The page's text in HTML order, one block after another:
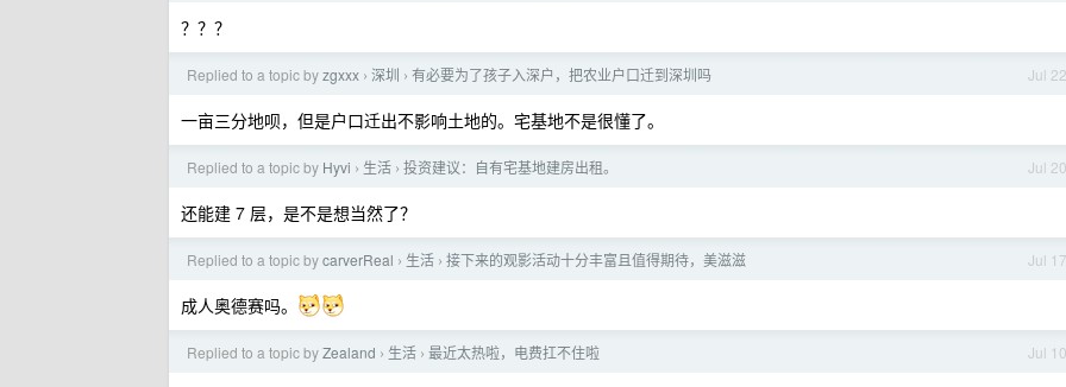
？？？
Jul 22
Replied to a topic byzgxxx › 深圳 › 有必要为了孩子入深户，把农业户口迁到深圳吗
一亩三分地呗，但是户口迁出不影响土地的。宅基地不是很懂了。
Jul 20
Replied to a topic by Hyvi › 生活 › 投资建议：自有宅基地建房出租。
还能建 7 层，是不是想当然了？
Jul 17
Replied to a topic bycarverReal › 生活 › 接下来的观影活动十分丰富且值得期待，美滋滋
成人奥德赛吗。
Jul 10
Replied to a topic byZealand › 生活 › 最近太热啦，电费扛不住啦